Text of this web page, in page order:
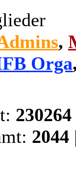
,
Orga
230264
2044